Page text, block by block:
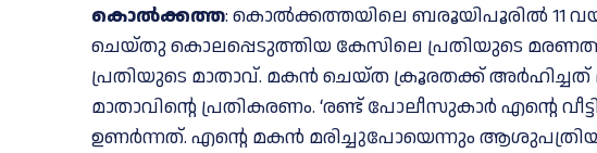
കൊല്‍ക്കത്ത: കൊല്‍ക്കത്തയിലെ ബരൂയിപൂരില്‍ 11
ചെയ്തു കൊലപ്പെടുത്തിയ കേസിലെ പ്രതിയുടെ
പ്രതിയുടെ മാതാവ്. മകന്‍ ചെയ്ത ക്രൂരതക്ക് അര്‍ഹിച്ചത്
മാതാവിന്റെ പ്രതികരണം. ‘രണ്ട് പോലീസുകാര്‍ എന്റെ
ഉണര്‍ന്നത്. എന്റെ മകന്‍ മരിച്ചുപോയെന്നും